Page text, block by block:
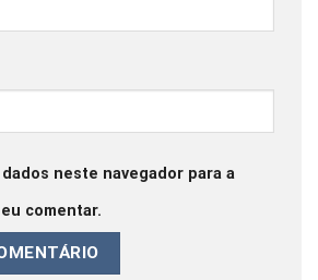
neste navegador para a
comentar.